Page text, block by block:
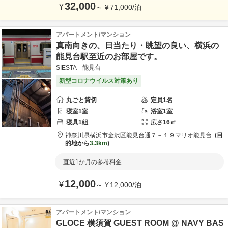
¥32,000～ ¥71,000/泊
アパートメント/マンション
真南向きの、日当たり・眺望の良い、横浜の
能見台駅至近のお部屋です。
SIESTA 能見台
新型コロナウイルス対策あり
丸ごと貸切 定員1名
寝室1室 浴室1室
寝具1組 広さ16㎡
神奈川県横浜市金沢区能見台通７－１９ マリオ能見台
目
的地から3.3km
直近1か月の参考料金
¥12,000～ ¥12,000/泊
アパートメント/マンション
GLOCE 横須賀 GUEST ROOM @ NAVY BAS